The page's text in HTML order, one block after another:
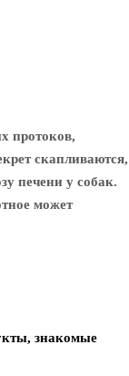
протоков,
скапливаются,
печени у собак.
может
знакомые